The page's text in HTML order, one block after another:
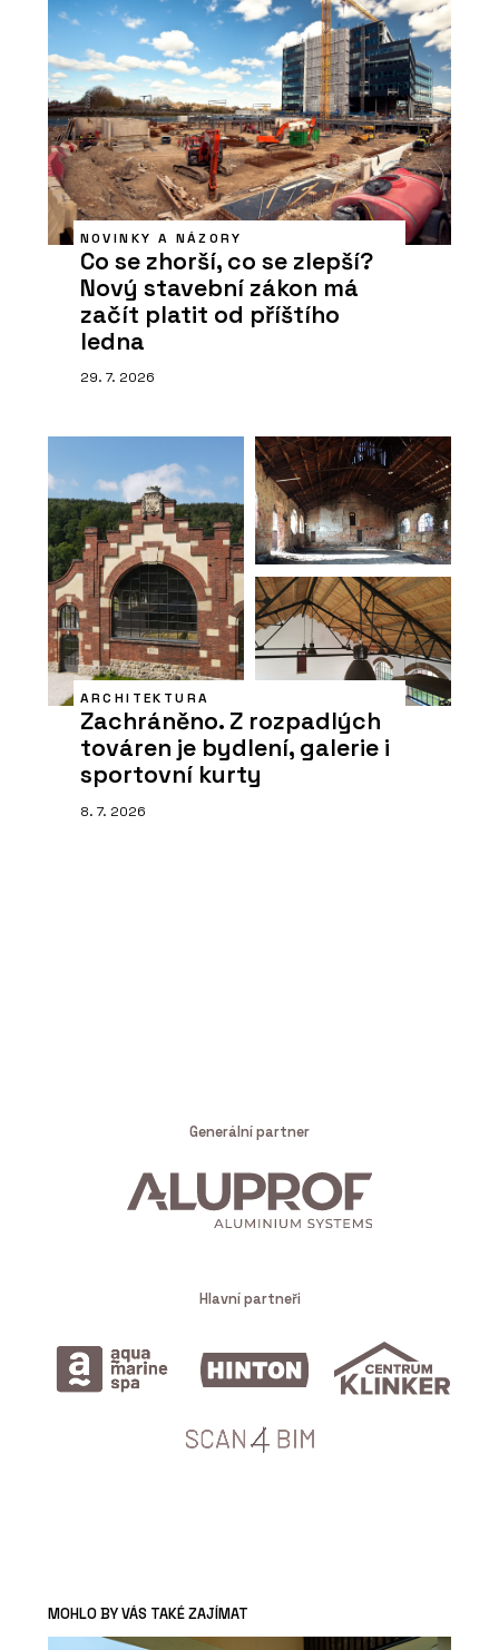
NOVINKY A NÁZORY
Co se zhorší, co se zlepší?
Nový stavební zákon má
začít platit od příštího
ledna
29. 7. 2026
ARCHITEKTURA
Zachráněno. Z rozpadlých
továren je bydlení, galerie i
sportovní kurty
8. 7. 2026
Generální partner
Hlavní partneři
MOHLO BY VÁS TAKÉ ZAJÍMAT